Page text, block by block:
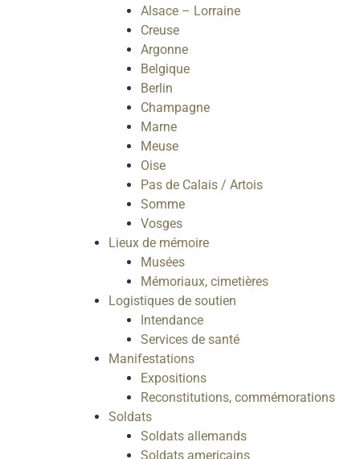
Alsace – Lorraine
Creuse
Argonne
Belgique
Berlin
Champagne
Marne
Meuse
Oise
Pas de Calais / Artois
Somme
Vosges
Lieux de mémoire
Musées
Mémoriaux, cimetières
Logistiques de soutien
Intendance
Services de santé
Manifestations
Expositions
Reconstitutions, commémorations
Soldats
Soldats allemands
Soldats americains